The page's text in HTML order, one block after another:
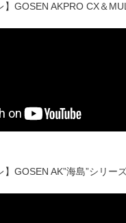
GOSEN AKPRO CX＆
GOSEN AK”海島”シリー